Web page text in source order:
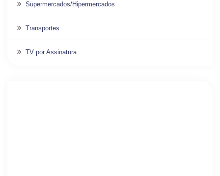
Supermercados/Hipermercados
Transportes
TV por Assinatura